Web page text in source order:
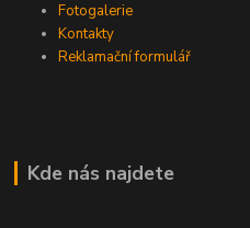
Fotogalerie
Kontakty
Reklamační formulář
Kde nás najdete